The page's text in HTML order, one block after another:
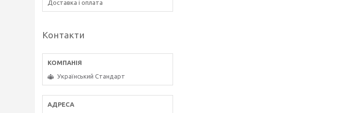
Доставка і оплата
Контакти
Український Стандарт